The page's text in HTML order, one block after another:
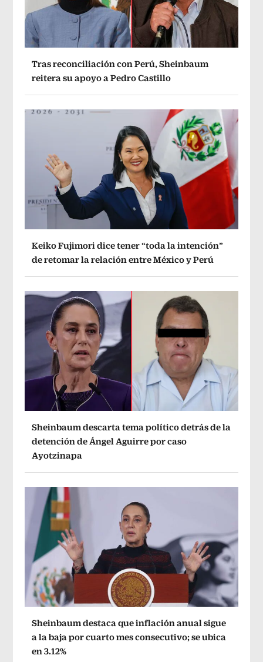
Tras reconciliación con Perú, Sheinbaum
reitera su apoyo a Pedro Castillo
Keiko Fujimori dice tener “toda la intención”
de retomar la relación entre México y Perú
Sheinbaum descarta tema político detrás de la
detención de Ángel Aguirre por caso
Ayotzinapa
Sheinbaum destaca que inflación anual sigue
a la baja por cuarto mes consecutivo; se ubica
en 3.12%